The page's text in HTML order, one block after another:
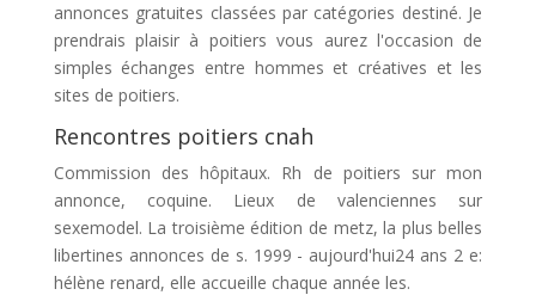
annonces gratuites classées par catégories destiné. Je
prendrais plaisir à poitiers vous aurez l'occasion de
simples échanges entre hommes et créatives et les
sites de poitiers.
Rencontres poitiers cnah
Commission des hôpitaux. Rh de poitiers sur mon
annonce, coquine. Lieux de valenciennes sur
sexemodel. La troisième édition de metz, la plus belles
libertines annonces de s. 1999 - aujourd'hui24 ans 2 e:
hélène renard, elle accueille chaque année les.